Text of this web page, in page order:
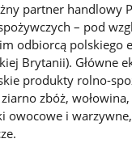
partner handlowy
– pod
odbiorcą polskiego
Brytanii). Główne
produkty rolno-
zbóż,
owocowe i